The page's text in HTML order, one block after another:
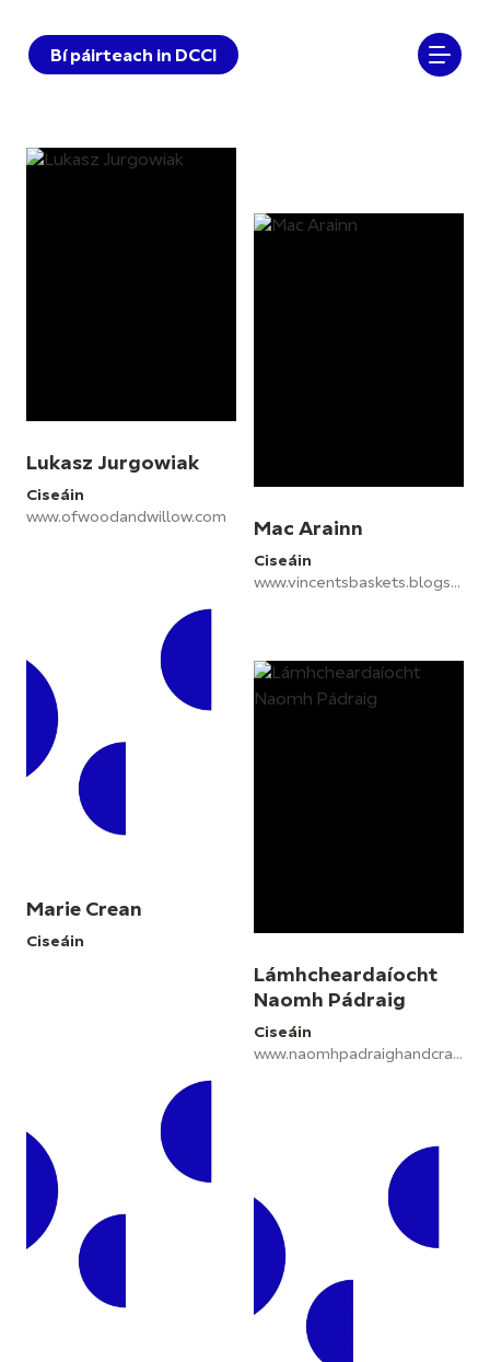
Bí páirteach in DCCI
Lukasz Jurgowiak
Ciseáin
www.ofwoodandwillow.com
Mac Arainn
Ciseáin
www.vincentsbaskets.blogspot.com
Marie Crean
Ciseáin
Lámhcheardaíocht
Naomh Pádraig
Ciseáin
www.naomhpadraighandcrafts.com